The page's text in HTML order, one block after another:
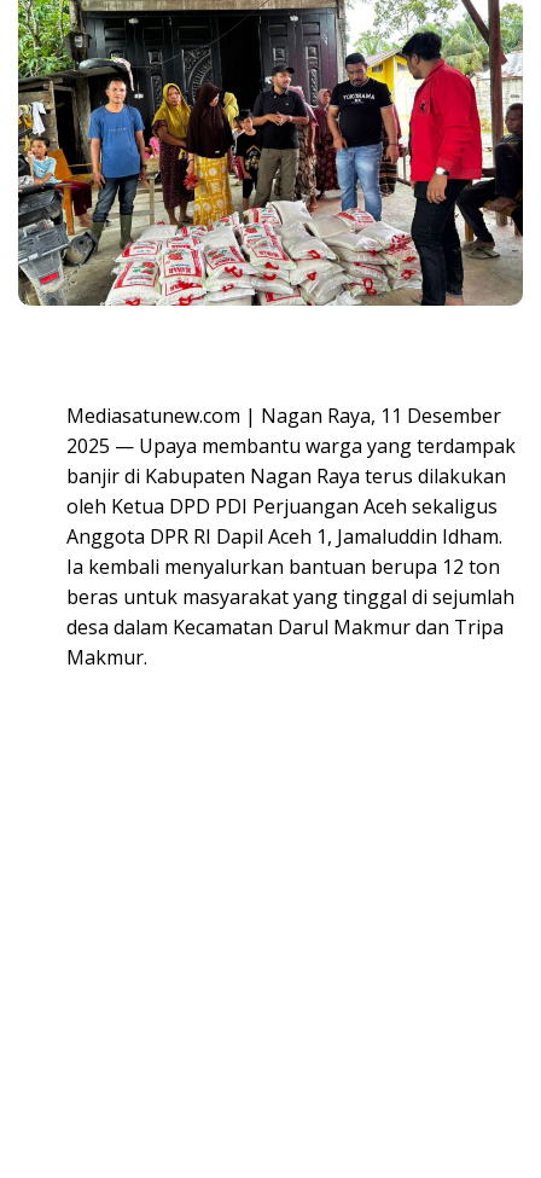
Mediasatunew.com | Nagan Raya, 11 Desember
2025 — Upaya membantu warga yang terdampak
banjir di Kabupaten Nagan Raya terus dilakukan
oleh Ketua DPD PDI Perjuangan Aceh sekaligus
Anggota DPR RI Dapil Aceh 1, Jamaluddin Idham.
Ia kembali menyalurkan bantuan berupa 12 ton
beras untuk masyarakat yang tinggal di sejumlah
desa dalam Kecamatan Darul Makmur dan Tripa
Makmur.